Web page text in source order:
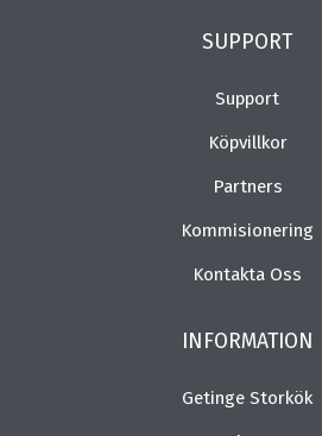
SUPPORT
Support
Köpvillkor
Partners
Kommisionering
Kontakta Oss
INFORMATION
Getinge Storkök